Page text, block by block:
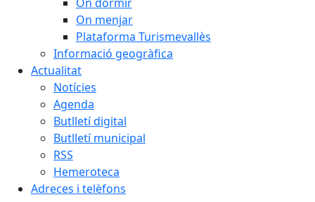
On menjar
Plataforma Turismevallès
Informació geogràfica
Actualitat
Notícies
Agenda
Butlletí digital
Butlletí municipal
RSS
Hemeroteca
Adreces i telèfons